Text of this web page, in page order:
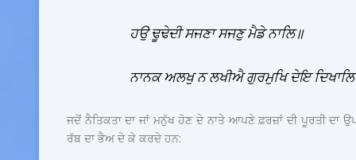
ਹਉ ਢੂਢੇਦੀ ਸਜਣਾ ਸਜਣੁ ਮੈਡੇ ਨਾਲਿ॥
ਨਾਨਕ ਅਲਖੁ ਨ ਲਖੀਐ ਗੁਰਮੁਖਿ ਦੇਇ
ਜਦੋਂ ਨੈਤਿਕਤਾ ਦਾ ਜਾਂ ਮਨੁੱਖ ਹੋਣ ਦੇ ਨਾਤੇ ਆਪਣੇ ਫ਼ਰਜ਼ਾਂ ਦੀ ਪੂਰਤੀ ਦਾ
ਰੱਬ ਦਾ ਭੈਅ ਦੇ ਕੇ ਕਰਦੇ ਹਨ: